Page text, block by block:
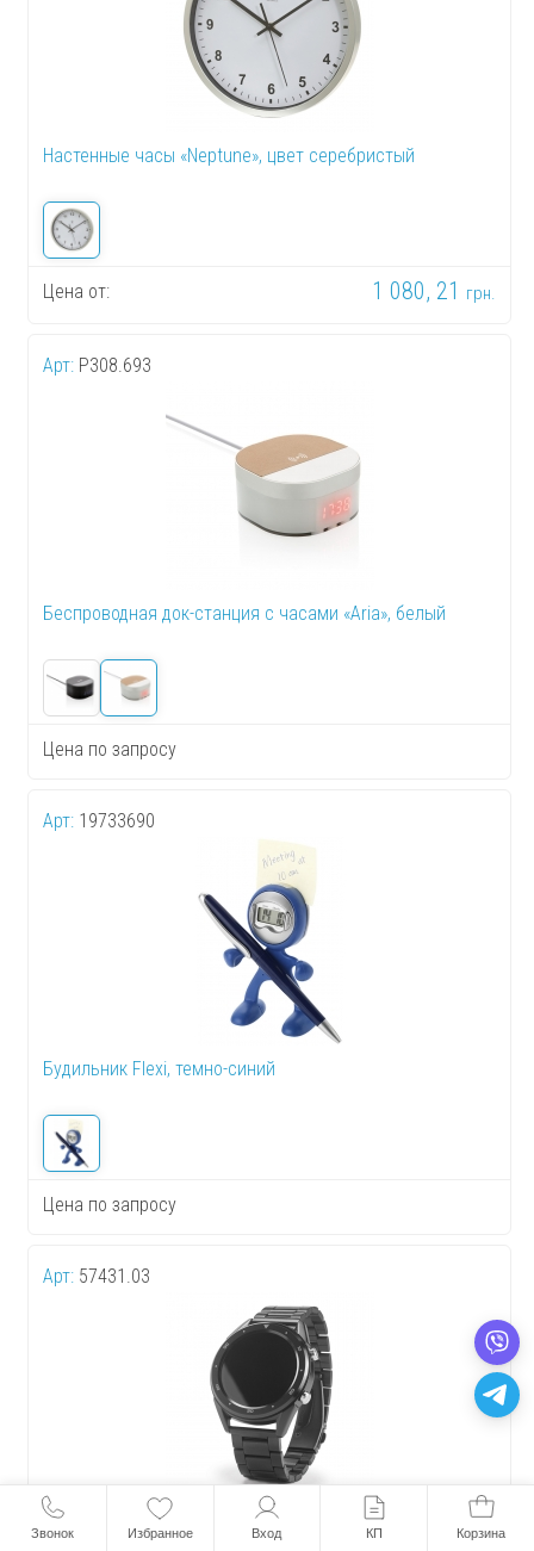
Звонок Избранное Вход КП Корзина
Настенные часы «Neptune», цвет серебристый
Цена от: 1 080, 21 грн.
Арт: P308.693
Беспроводная док-станция с часами «Aria», белый
Цена по запросу
Арт: 19733690
Будильник Flexi, темно-синий
Цена по запросу
Арт: 57431.03
Смарт часы «Thiker i», черный